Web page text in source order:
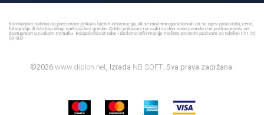
©2026 www.diplon.net, Izrada NB SOFT. Sva prava zadržana.